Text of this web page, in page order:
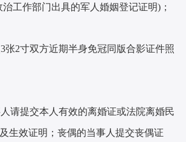
工作部门出具的军人婚姻登记证明)；
张2寸双方近期半身免冠同版合影证件照
请提交本人有效的离婚证或法院离婚民
生效证明；丧偶的当事人提交丧偶证